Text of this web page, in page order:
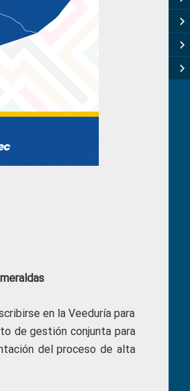
en la Veeduría para
de gestión conjunta para
del proceso de alta